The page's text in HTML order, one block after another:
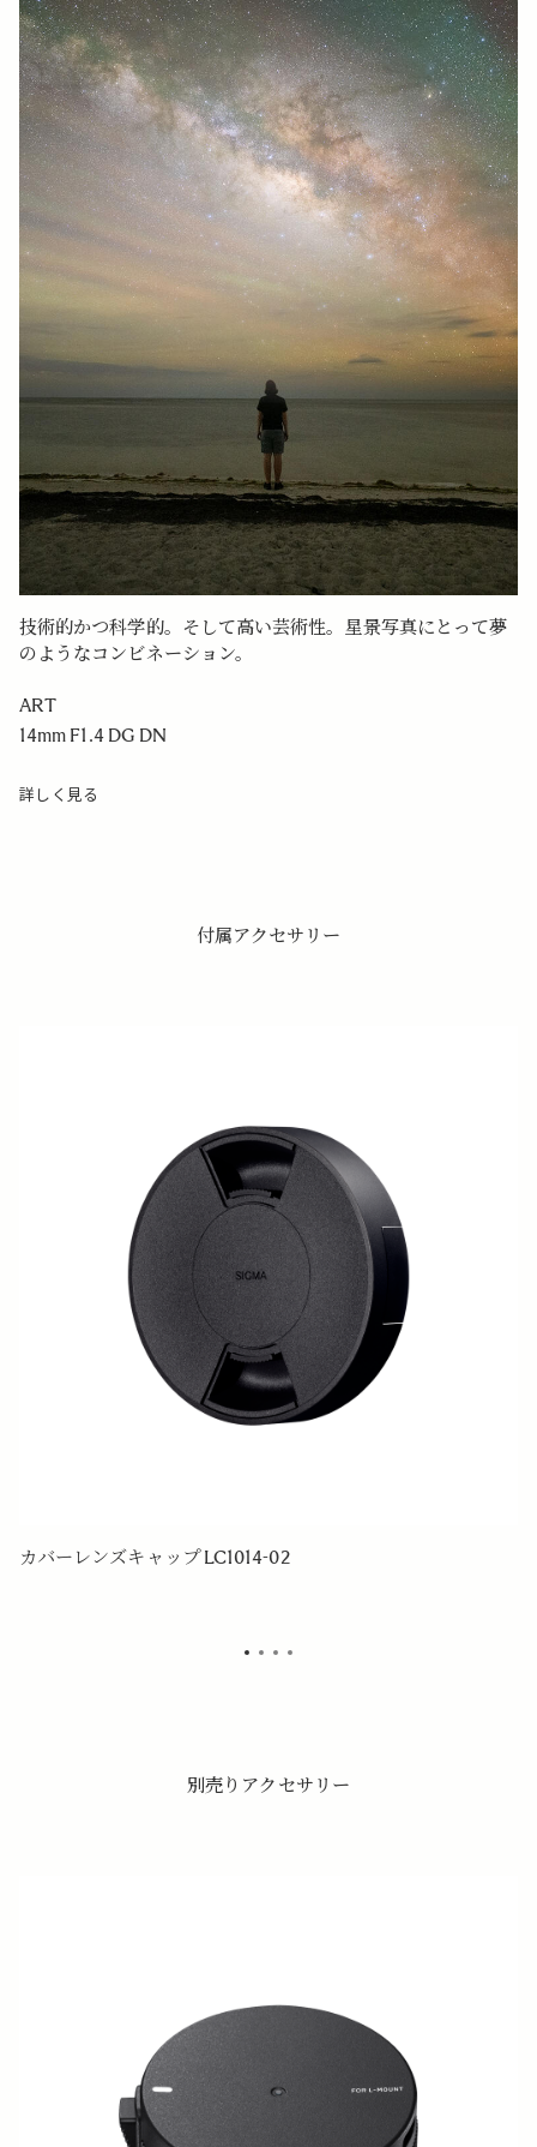
技術的かつ科学的。そして高い芸術性。星景写真にとって夢
のようなコンビネーション。
ART
14mm F1.4 DG DN
詳しく見る
付属アクセサリー
カバーレンズキャップ LC1014-02
別売りアクセサリー